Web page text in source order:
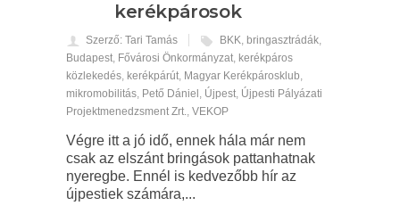
kerékpárosok
Szerző: Tari Tamás BKK, bringasztrádák,
Budapest, Fővárosi Önkormányzat, kerékpáros
közlekedés, kerékpárút, Magyar Kerékpárosklub,
mikromobilitás, Pető Dániel , Újpest, Újpesti Pályázati
Projektmenedzsment Zrt., VEKOP
Végre itt a jó idő, ennek hála már nem
csak az elszánt bringások pattanhatnak
nyeregbe. Ennél is kedvezőbb hír az
újpestiek számára,...